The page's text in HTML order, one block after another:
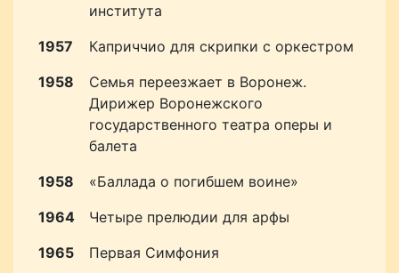
института
1957
Каприччио для скрипки с оркестром
1958
Семья переезжает в Воронеж.
Дирижер Воронежского
государственного театра оперы и
балета
1958
«Баллада о погибшем воине»
1964
Четыре прелюдии для арфы
1965
Первая Симфония